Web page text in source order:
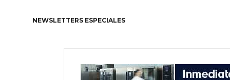
NEWSLETTERS ESPECIALES